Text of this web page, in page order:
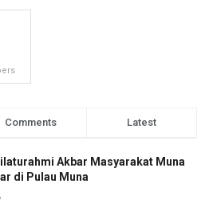
Comments Latest
Akbar Masyarakat Muna
di Pulau Muna